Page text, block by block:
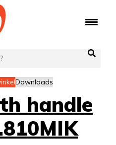
Downloads
handle